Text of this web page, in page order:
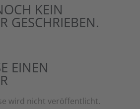
KEIN
GESCHRIEBEN.
EINEN
wird nicht veröffentlicht.